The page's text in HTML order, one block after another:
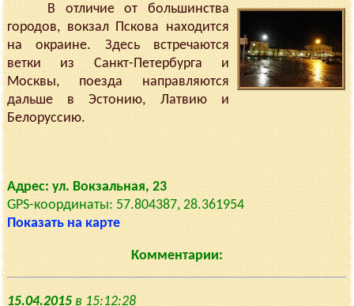
В отличие от большинства
городов, вокзал Пскова находится
на окраине. Здесь встречаются
ветки из Санкт-Петербурга и
Москвы, поезда направляются
дальше в Эстонию, Латвию и
Белоруссию.
Адрес: ул. Вокзальная, 23
GPS-координаты: 57.804387, 28.361954
Показать на карте
Комментарии:
15.04.2015в 15:12:28